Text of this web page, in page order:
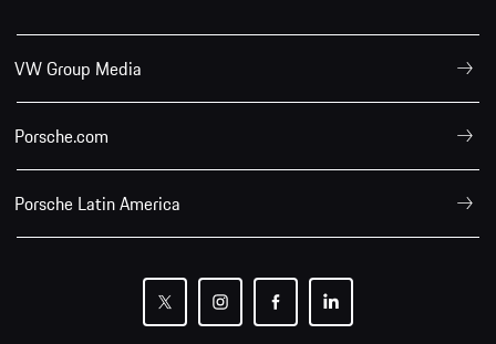
VW Group Media
Porsche.com
Porsche Latin America